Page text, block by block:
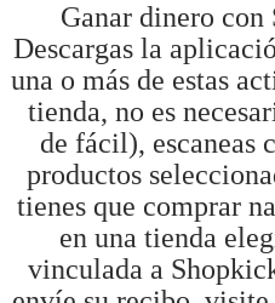
Ganar dinero
Descargas la
una o más de estas
tienda, no es
de fácil), escaneas
productos
tienes que comprar
en una tienda
vinculada a